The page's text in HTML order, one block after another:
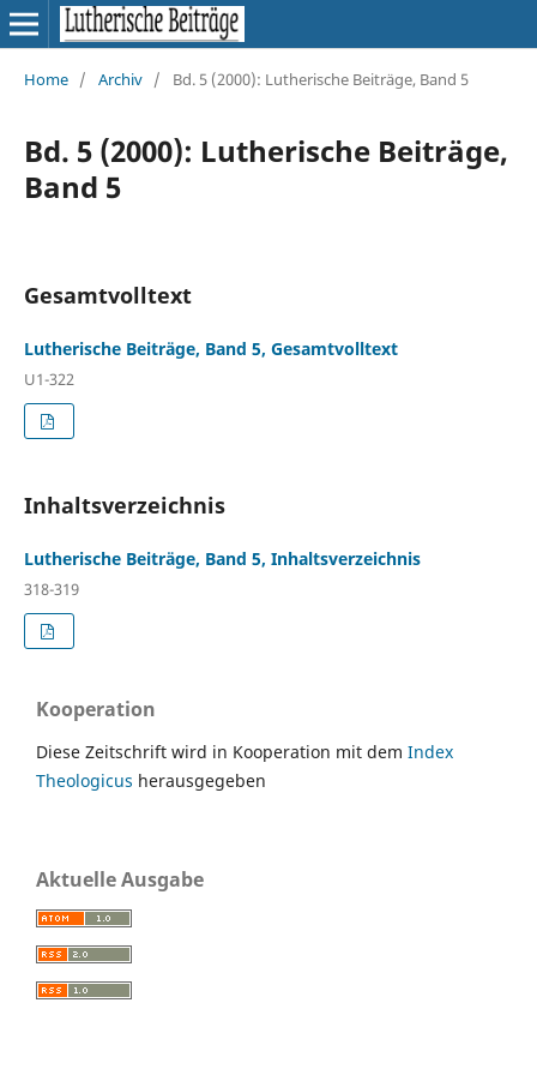
Home / Archiv / Bd. 5 (2000): Lutherische Beiträge, Band 5
Bd. 5 (2000): Lutherische Beiträge,
Band 5
Gesamtvolltext
Lutherische Beiträge, Band 5, Gesamtvolltext
U1-322
Inhaltsverzeichnis
Lutherische Beiträge, Band 5, Inhaltsverzeichnis
318-319
Kooperation
Diese Zeitschrift wird in Kooperation mit dem Index
Theologicus herausgegeben
Aktuelle Ausgabe